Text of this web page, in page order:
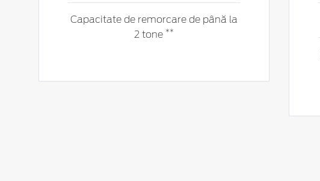
Capacitate de remorcare de până la
2 tone **